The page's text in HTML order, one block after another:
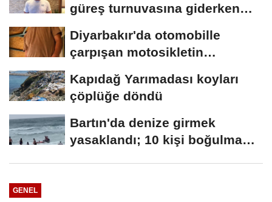
güreş turnuvasına giderken
Diyarbakır'da otomobille
çarpışan motosikletin
Kapıdağ Yarımadası koyları
çöplüğe döndü
Bartın'da denize girmek
yasaklandı; 10 kişi boğulma
GENEL